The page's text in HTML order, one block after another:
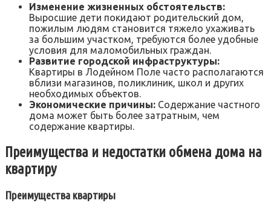
Изменение жизненных обстоятельств:
Выросшие дети покидают родительский дом,
пожилым людям становится тяжело ухаживать
за большим участком, требуются более удобные
условия для маломобильных граждан.
Развитие городской инфраструктуры:
Квартиры в Лодейном Поле часто располагаются
вблизи магазинов, поликлиник, школ и других
необходимых объектов.
Экономические причины: Содержание частного
дома может быть более затратным, чем
содержание квартиры.
Преимущества и недостатки обмена дома на
квартиру
Преимущества квартиры